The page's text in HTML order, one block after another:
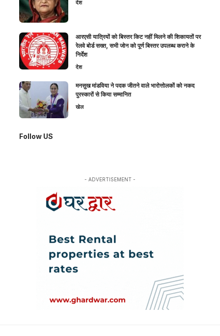
देश
आरएसी यात्रियों को बिस्तर किट नहीं मिलने की शिकायतों पर
रेलवे बोर्ड सख्त, सभी जोन को पूर्ण बिस्तर उपलब्ध कराने के
निर्देश
देश
मनसुख मांडविया ने पदक जीतने वाले भारोत्तोलकों को नकद
पुरस्कारों से किया सम्मानित
खेल
Follow US
- ADVERTISEMENT -